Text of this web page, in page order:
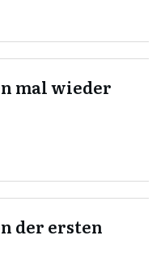
mal wieder
der ersten